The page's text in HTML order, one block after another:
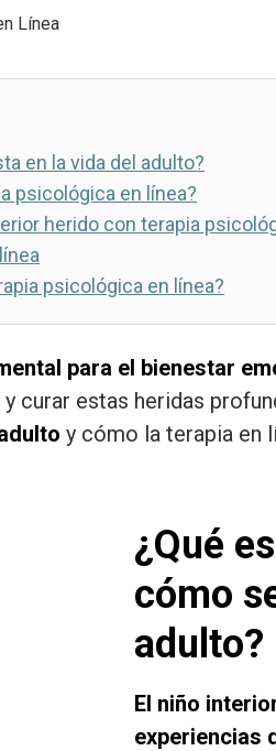
Línea
en la vida del adulto?
psicológica en línea?
herido con terapia
psicológica en línea?
para el bienestar
curar estas heridas
y cómo la terapia en
¿Qué
cómo
adulto?
El niño
experiencias